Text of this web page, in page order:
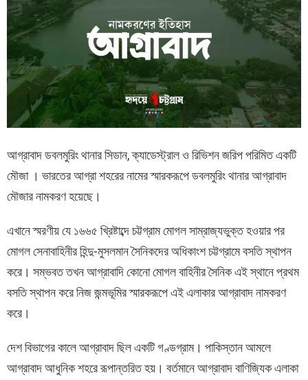
আগ্রাবাদ ডবলমুরিং থানার সিডান, ক্যাডেস্ট্রাল ও রিভিশন জরিপ পরিমিত একটি
মৌজা । ভারতের আগ্রা শহরের নামের স্মারকরূপে ডবলমুরিং থানার আগ্রাবাদ
মৌজার নামকরণ হয়েছে।
এখানে স্মরণীয় যে ১৬৬৫ খ্রিষ্টাব্দে চট্টগ্রাম মোগল সাম্রাজ্যভুক্ত হওয়ার পর
মোগল সেনাবাহিনীর হিন্দু-মুসলমান সৈনিকদের অধিকাংশ চট্টগ্রামে বসতি স্থাপন
করে। সম্ভবত তখন আগ্রাবাদি কোনো মোগল বাহিনীর সৈনিক এই স্থানে প্রথম
বসতি স্থাপন করে নিজ জন্মভূমির স্মারকরূপে এই এলাকার আগ্রাবাদ নামকরণ
করে।
দেশ বিভাগের কালে আগ্রাবাদ ছিল একটিগণ্ডগ্রাম। পাকিস্তান আমলে
আগ্রাবাদ আধুনিক শহরে রূপান্তরিত হয়। বর্তমানে আগ্রাবাদ বাণিজ্যিক এলাকা